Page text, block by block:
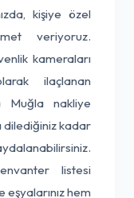
kişiye özel
veriyoruz.
kameraları
ilaçlanan
Muğla nakliye
dilediğiniz kadar
listesi
hem